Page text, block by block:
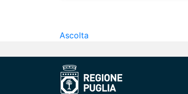
Ascolta